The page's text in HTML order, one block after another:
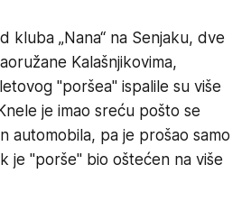
kluba „Nana“ na Senjaku, dve
Kalašnjikovima,
"poršea" ispalile su više
je imao sreću pošto se
automobila, pa je prošao samo
je "porše" bio oštećen na više